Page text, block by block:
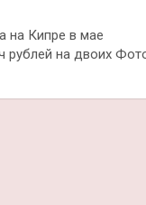
на Кипре в мае
рублей на двоих